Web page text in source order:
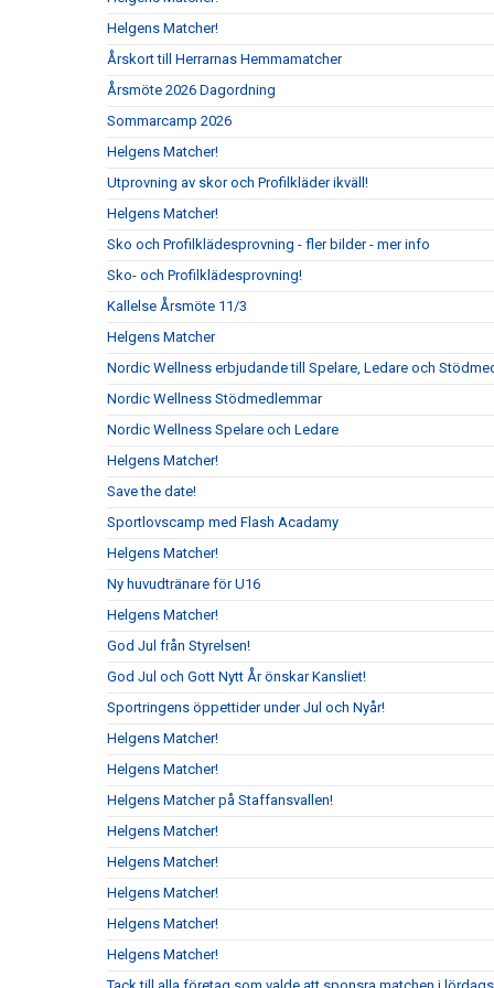
Helgens Matcher!
Årskort till Herrarnas Hemmamatcher
Årsmöte 2026 Dagordning
Sommarcamp 2026
Helgens Matcher!
Utprovning av skor och Profilkläder ikväll!
Helgens Matcher!
Sko och Profilklädesprovning - fler bilder - mer info
Sko- och Profilklädesprovning!
Kallelse Årsmöte 11/3
Helgens Matcher
Nordic Wellness erbjudande till Spelare, Ledare och
Nordic Wellness Stödmedlemmar
Nordic Wellness Spelare och Ledare
Helgens Matcher!
Save the date!
Sportlovscamp med Flash Acadamy
Helgens Matcher!
Ny huvudtränare för U16
Helgens Matcher!
God Jul från Styrelsen!
God Jul och Gott Nytt År önskar Kansliet!
Sportringens öppettider under Jul och Nyår!
Helgens Matcher!
Helgens Matcher!
Helgens Matcher på Staffansvallen!
Helgens Matcher!
Helgens Matcher!
Helgens Matcher!
Helgens Matcher!
Helgens Matcher!